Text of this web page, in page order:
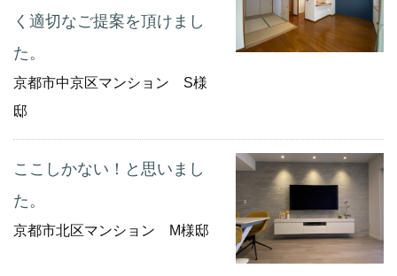
く適切なご提案を頂けまし
た。
京都市中京区マンション S様
邸
ここしかない！と思いまし
た。
京都市北区マンション M様邸